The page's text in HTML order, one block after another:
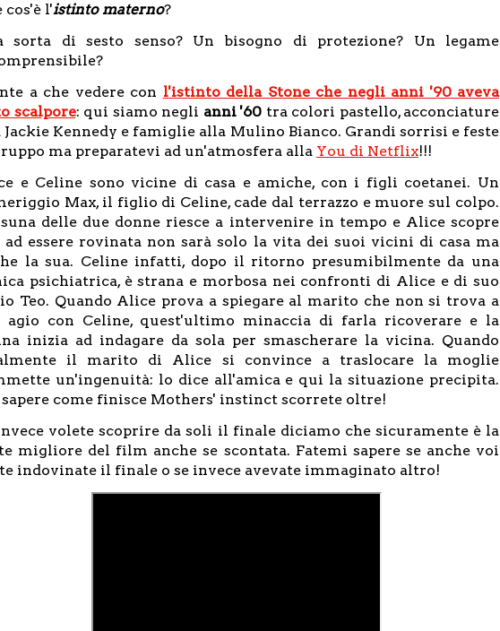
cos'è l'istinto materno?
sorta di sesto senso? Un bisogno di protezione? Un legame
a che vedere con l'istinto della Stone che negli anni '90 aveva
scalpore: qui siamo negli anni '60 tra colori pastello, acconciature
Jackie Kennedy e famiglie alla Mulino Bianco. Grandi sorrisi e feste
ma preparatevi ad un'atmosfera alla You di Netflix!!!
e Celine sono vicine di casa e amiche, con i figli coetanei. Un
Max, il figlio di Celine, cade dal terrazzo e muore sul colpo.
delle due donne riesce a intervenire in tempo e Alice scopre
ad essere rovinata non sarà solo la vita dei suoi vicini di casa ma
la sua. Celine infatti, dopo il ritorno presumibilmente da una
psichiatrica, è strana e morbosa nei confronti di Alice e di suo
Teo. Quando Alice prova a spiegare al marito che non si trova a
agio con Celine, quest'ultimo minaccia di farla ricoverare e la
inizia ad indagare da sola per smascherare la vicina. Quando
il marito di Alice si convince a traslocare la moglie
un'ingenuità: lo dice all'amica e qui la situazione precipita.
sapere come finisce Mothers' instinct scorrete oltre!
volete scoprire da soli il finale diciamo che sicuramente è la
migliore del film anche se scontata. Fatemi sapere se anche voi
indovinate il finale o se invece avevate immaginato altro!